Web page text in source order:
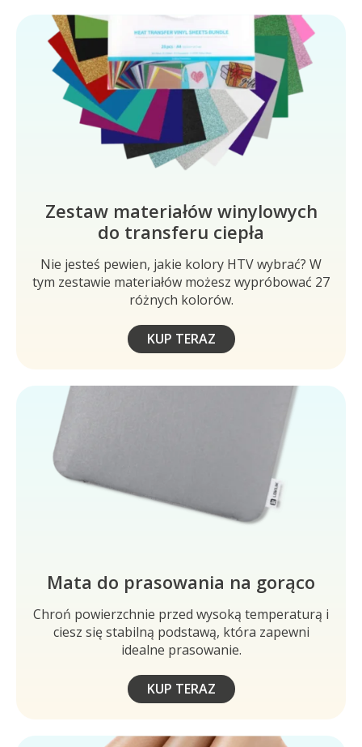
Zestaw materiałów winylowych
do transferu ciepła
Nie jesteś pewien, jakie kolory HTV wybrać? W
tym zestawie materiałów możesz wypróbować 27
różnych kolorów.
KUP TERAZ
Mata do prasowania na gorąco
Chroń powierzchnie przed wysoką temperaturą i
ciesz się stabilną podstawą, która zapewni
idealne prasowanie.
KUP TERAZ